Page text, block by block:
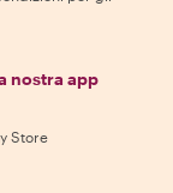
nostra app
Store